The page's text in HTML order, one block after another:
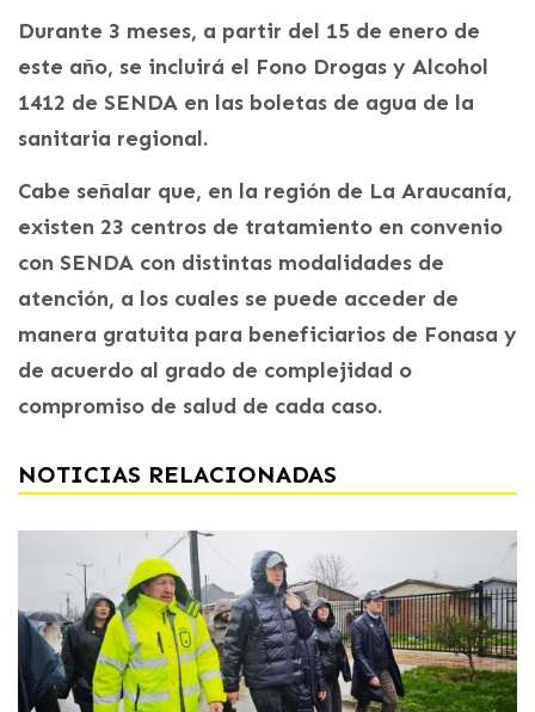
Durante 3 meses, a partir del 15 de enero de
este año, se incluirá el Fono Drogas y Alcohol
1412 de SENDA en las boletas de agua de la
sanitaria regional.
Cabe señalar que, en la región de La Araucanía,
existen 23 centros de tratamiento en convenio
con SENDA con distintas modalidades de
atención, a los cuales se puede acceder de
manera gratuita para beneficiarios de Fonasa y
de acuerdo al grado de complejidad o
compromiso de salud de cada caso.
NOTICIAS RELACIONADAS